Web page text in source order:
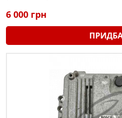
6 000 грн